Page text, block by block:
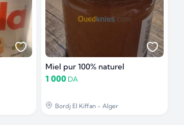
Miel pur 100% naturel
1 000 DA
Bordj El Kiffan - Alger